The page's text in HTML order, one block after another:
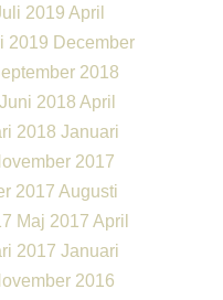
2019 April
2019 December
2018
Juni 2018 April
2018 Januari
2017
2017 Augusti
Maj 2017 April
2017 Januari
2016